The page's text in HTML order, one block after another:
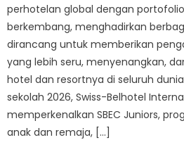
perhotelan global dengan
berkembang, menghadirkan
dirancang untuk memberikan
yang lebih seru, menyenangkan,
hotel dan resortnya di seluruh
sekolah 2026, Swiss-Belhotel
memperkenalkan SBEC Juniors,
anak dan remaja, […]